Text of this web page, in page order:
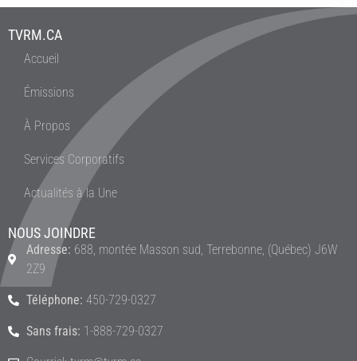
TVRM.CA
Accueil
Émissions
À Propos
Services Corporatifs
Actualités à la Une
NOUS JOINDRE
Adresse: 688, montée Masson sud, Terrebonne, (Québec) J6W
2Z9
Téléphone: 450-729-0327
Sans frais: 1-888-729-0327